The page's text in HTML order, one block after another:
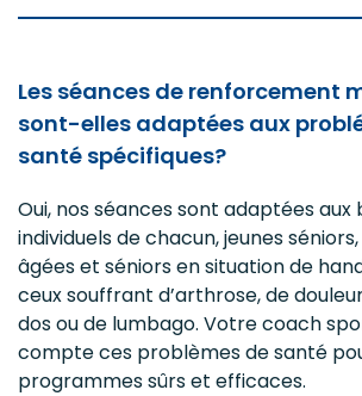
Les séances de renforcement
sont-elles adaptées aux
santé spécifiques?
Oui, nos séances sont adaptées aux
individuels de chacun, jeunes
âgées et séniors en situation de
ceux souffrant d’arthrose, de
dos ou de lumbago. Votre coach
compte ces problèmes de santé
programmes sûrs et efficaces.